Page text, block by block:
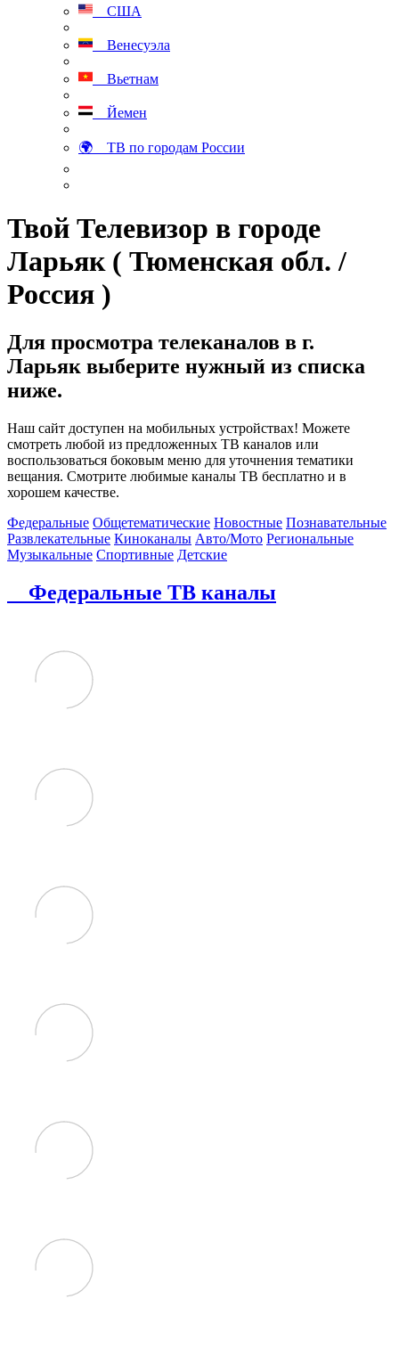
США
Венесуэла
Вьетнам
Йемен
🌍 ТВ по городам России
Твой Телевизор в городе
Ларьяк ( Тюменская обл. /
Россия )
Для просмотра телеканалов в г.
Ларьяк выберите нужный из списка
ниже.
Наш сайт доступен на мобильных устройствах! Можете
смотреть любой из предложенных ТВ каналов или
воспользоваться боковым меню для уточнения тематики
вещания. Смотрите любимые каналы ТВ бесплатно и в
хорошем качестве.
Федеральные Общетематические Новостные Познавательные
Развлекательные Киноканалы Авто/Мото Региональные
Музыкальные Спортивные Детские
Федеральные ТВ каналы